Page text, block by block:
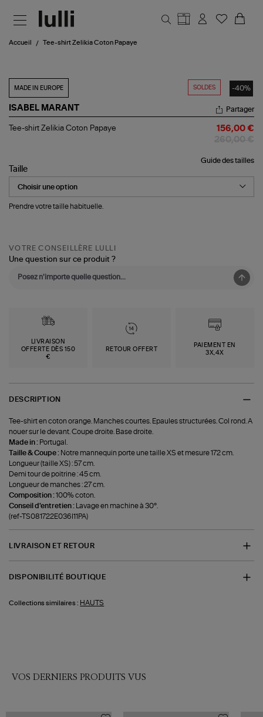
Accueil Tee-shirt Zelikia Coton Papaye
SOLDES -40%
MADE IN EUROPE
ISABEL MARANT
Tee-
Papaye
Partager
Tee-shirt Zelikia Coton Papaye 156,00 €
Guide des tailles
Taille
Prendre votre taille habituelle.
VOTRE CONSEILLÈRE LULLI
Une question sur ce produit ?
LIVRAISON
OFFERTE DÈS 150
€
RETOUR OFFERT
PAIEMENT EN
3X,4X
DESCRIPTION
Tee-shirt en coton orange. Manches courtes. Epaules structurées. Col rond. A
nouer sur le devant. Coupe droite. Base droite.
Made in : Portugal.
Taille & Coupe : Notre mannequin porte une taille XS et mesure 172 cm.
Longueur (taille XS) : 57 cm.
Demi tour de poitrine : 45 cm.
Longueur de manches : 27 cm.
Composition :100% coton.
Conseil d'entretien :
Lavage en machine à 30°.
(ref-TS081722E036I11PA)
LIVRAISON ET RETOUR
DISPONIBILITÉ BOUTIQUE
Collections similaires : HAUTS
VOS DERNIERS PRODUITS VUS